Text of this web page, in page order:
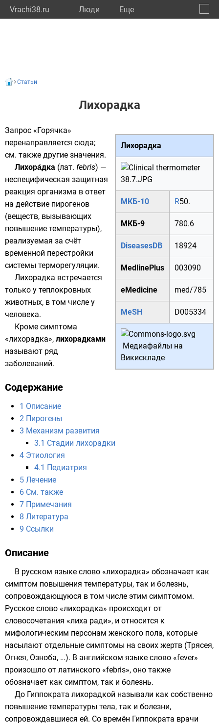
Vrachi38.ru Люди Eще
Статьи
Лихорадка
Лихорадка
МКБ-10 R50.
МКБ-9 780.6
DiseasesDB 18924
MedlinePlus 003090
eMedicine med/785
MeSH D005334
Медиафайлы на
Викискладе
Запрос «Горячка»
перенаправляется сюда;
см. также другие значения.
Лихора́дка (лат. febris) —
неспецифическая защитная
реакция организма в ответ
на действие пирогенов
(веществ, вызывающих
повышение температуры),
реализуемая за счёт
временной перестройки
системы терморегуляции.
Лихорадка встречается
только у теплокровных
животных, в том числе у
человека.
Кроме симптома
«лихорадка», лихорадками
называют ряд
заболеваний.
Содержание
1 Описание
2 Пирогены
3 Механизм развития
3.1 Стадии лихорадки
4 Этиология
4.1 Педиатрия
5 Лечение
6 См. также
7 Примечания
8 Литература
9 Ссылки
Описание
В русском языке слово «лихорадка» обозначает как
симптом повышения температуры, так и болезнь,
сопровождающуюся в том числе этим симптомом.
Русское слово «лихорадка» происходит от
словосочетания «лиха ради», и относится к
мифологическим персонам женского пола, которые
насылают отдельные симптомы на своих жертв (Трясея,
Огнея, Озноба, …). В английском языке слово «fever»
произошло от латинского «febris», оно также
обозначает как симптом, так и болезнь.
До Гиппократа лихорадкой называли как собственно
повышение температуры тела, так и болезни,
сопровождавшиеся ей. Со времён Гиппократа врачи